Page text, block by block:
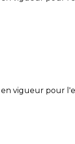
vigueur pour